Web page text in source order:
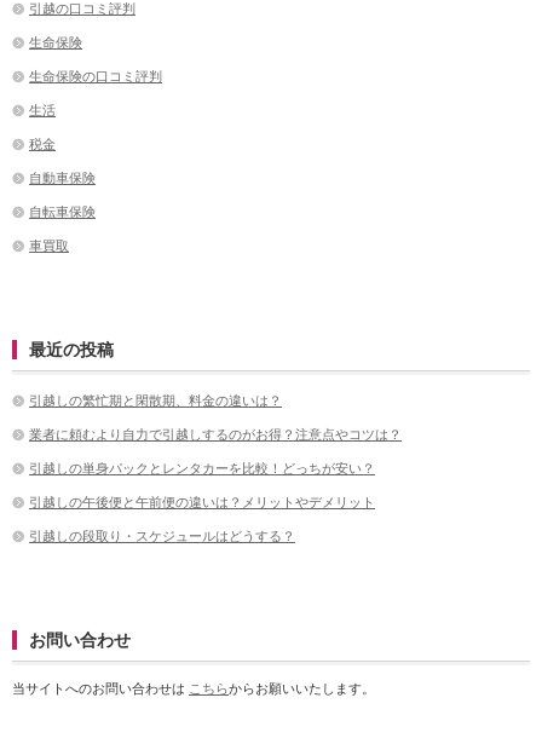
引越の口コミ評判
生命保険
生命保険の口コミ評判
生活
税金
自動車保険
自転車保険
車買取
最近の投稿
引越しの繁忙期と閑散期、料金の違いは？
業者に頼むより自力で引越しするのがお得？注意点やコツは？
引越しの単身パックとレンタカーを比較！どっちが安い？
引越しの午後便と午前便の違いは？メリットやデメリット
引越しの段取り・スケジュールはどうする？
お問い合わせ
当サイトへのお問い合わせは こちらからお願いいたします。